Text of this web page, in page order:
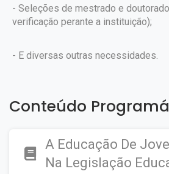
- Seleções de mestrado e
verificação perante a instituição);
- E diversas outras necessidades.
Conteúdo
A Educação De
Na Legislação